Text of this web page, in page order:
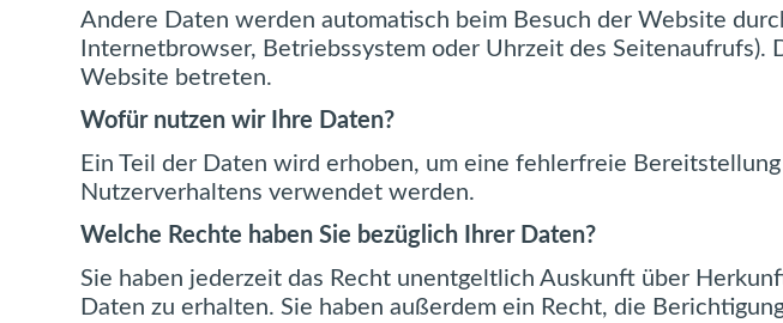
Andere Daten werden automatisch beim Besuch der Website
Internetbrowser, Betriebssystem oder Uhrzeit des
Website betreten.
Wofür nutzen wir Ihre Daten?
Ein Teil der Daten wird erhoben, um eine fehlerfreie
Nutzerverhaltens verwendet werden.
Welche Rechte haben Sie bezüglich Ihrer Daten?
Sie haben jederzeit das Recht unentgeltlich Auskunft über
Daten zu erhalten. Sie haben außerdem ein Recht, die